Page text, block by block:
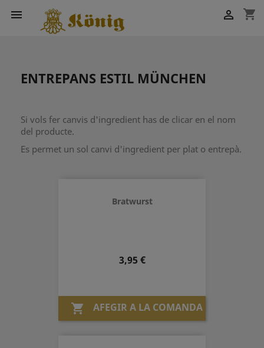
 shopping_cart

ENTREPANS ESTIL MÜNCHEN
Si vols fer canvis d'ingredient has de clicar en el nom
del producte.
Es permet un sol canvi d'ingredient per plat o entrepà.
Bratwurst
Preu
3,95 €
 AFEGIR A LA COMANDA